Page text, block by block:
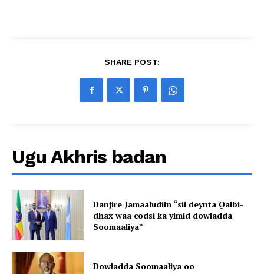
SHARE POST:
Ugu Akhris badan
Danjire Jamaaludiin “sii deynta Qalbi-
dhax waa codsi ka yimid dowladda
Soomaaliya”
Dowladda Soomaaliya oo